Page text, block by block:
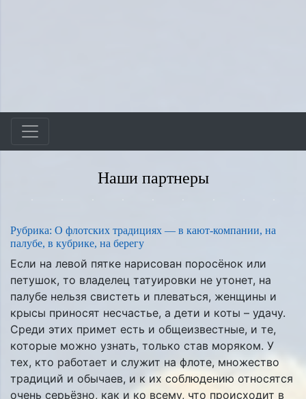
Наши партнеры
Рубрика: О флотских традициях — в кают-компании, на
палубе, в кубрике, на берегу
Если на левой пятке нарисован поросёнок или
петушок, то владелец татуировки не утонет, на
палубе нельзя свистеть и плеваться, женщины и
крысы приносят несчастье, а дети и коты – удачу.
Среди этих примет есть и общеизвестные, и те,
которые можно узнать, только став моряком. У
тех, кто работает и служит на флоте, множество
традиций и обычаев, и к их соблюдению относятся
очень серьёзно, как и ко всему, что происходит в